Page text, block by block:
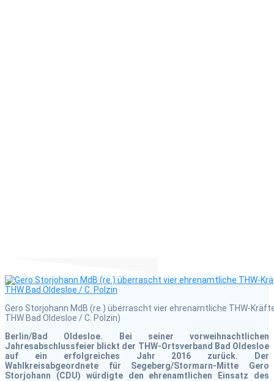
Gero Storjohann MdB (re.) überrascht vier ehrenamtliche THW-
THW Bad Oldesloe / C. Polzin)
Berlin/Bad Oldesloe. Bei seiner vorweihnachtlichen
Jahresabschlussfeier blickt der THW-Ortsverband Bad Oldesloe
auf ein erfolgreiches Jahr 2016 zurück. Der
Wahlkreisabgeordnete für Segeberg/Stormarn-Mitte Gero
Storjohann (CDU) würdigte den ehrenamtlichen Einsatz des